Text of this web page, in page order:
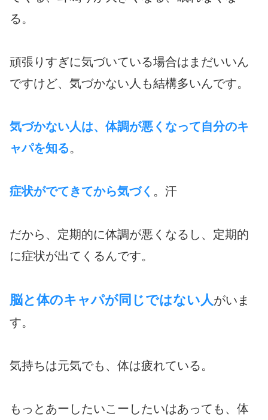
る。
頑張りすぎに気づいている場合はまだいいん
ですけど、気づかない人も結構多いんです。
気づかない人は、体調が悪くなって自分のキ
ャパを知る。
症状がでてきてから気づく 。汗
だから、定期的に体調が悪くなるし、定期的
に症状が出てくるんです。
脳と体のキャパが同じではない人がいま
す。
気持ちは元気でも、体は疲れている。
もっとあーしたいこーしたいはあっても、体